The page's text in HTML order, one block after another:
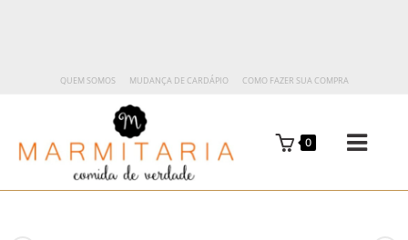
QUEM SOMOS MUDANÇA DE CARDÁPIO COMO FAZER SUA COMPRA
0